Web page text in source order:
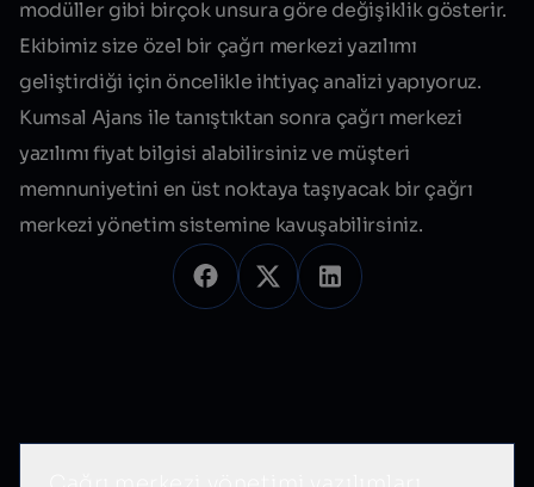
modüller gibi birçok unsura göre değişiklik gösterir.
Ekibimiz size özel bir çağrı merkezi yazılımı
geliştirdiği için öncelikle ihtiyaç analizi yapıyoruz.
Kumsal Ajans ile tanıştıktan sonra çağrı merkezi
yazılımı fiyat bilgisi alabilirsiniz ve müşteri
memnuniyetini en üst noktaya taşıyacak bir çağrı
merkezi yönetim sistemine kavuşabilirsiniz.